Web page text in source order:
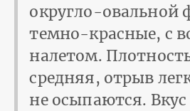
округло-овальной
темно-красные, с
налетом.
средняя, отрыв
не осыпаются.